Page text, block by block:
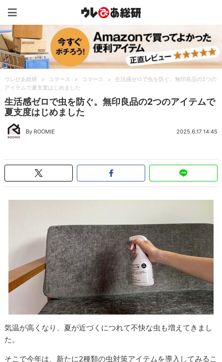
ウレぴあ総研 > コマース > コマース >
生活感ゼロで虫を防ぐ。無印良品の2つの
アイテムで夏支度はじめました
生活感ゼロで虫を防ぐ。無印良品の2つのアイテムで
夏支度はじめました
By ROOMIE 2025.6.17 14:45
気温が高くなり、夏が近づくにつれて不快な虫も増えてきまし
た。
そこで今年は、新たに2種類の虫対策アイテムを導入してみるこ